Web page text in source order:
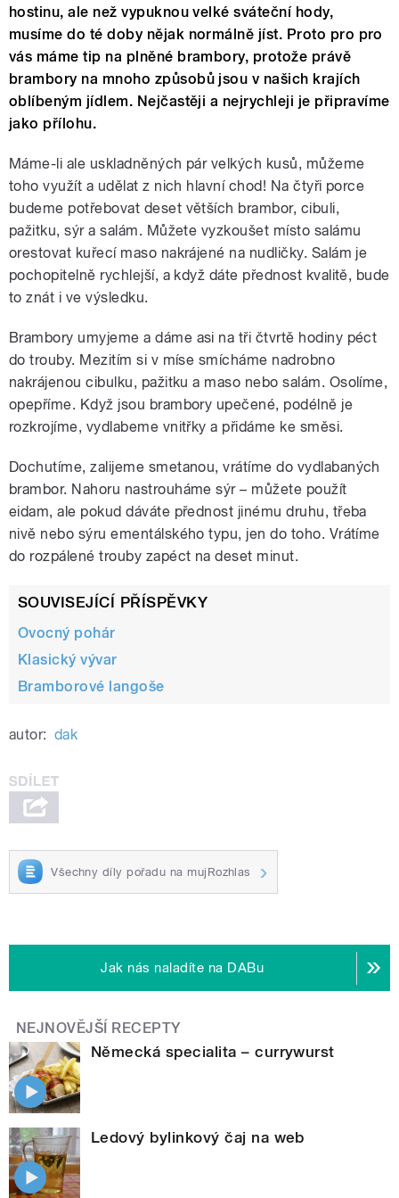
hostinu, ale než vypuknou velké sváteční hody,
musíme do té doby nějak normálně jíst. Proto pro pro
vás máme tip na plněné brambory, protože právě
brambory na mnoho způsobů jsou v našich krajích
oblíbeným jídlem. Nejčastěji a nejrychleji je připravíme
jako přílohu.
Máme-li ale uskladněných pár velkých kusů, můžeme
toho využít a udělat z nich hlavní chod! Na čtyři porce
budeme potřebovat deset větších brambor, cibuli,
pažitku, sýr a salám. Můžete vyzkoušet místo salámu
orestovat kuřecí maso nakrájené na nudličky. Salám je
pochopitelně rychlejší, a když dáte přednost kvalitě, bude
to znát i ve výsledku.
Brambory umyjeme a dáme asi na tři čtvrtě hodiny péct
do trouby. Mezitím si v míse smícháme nadrobno
nakrájenou cibulku, pažitku a maso nebo salám. Osolíme,
opepříme. Když jsou brambory upečené, podélně je
rozkrojíme, vydlabeme vnitřky a přidáme ke směsi.
Dochutíme, zalijeme smetanou, vrátíme do vydlabaných
brambor. Nahoru nastrouháme sýr – můžete použít
eidam, ale pokud dáváte přednost jinému druhu, třeba
nivě nebo sýru ementálského typu, jen do toho. Vrátíme
do rozpálené trouby zapéct na deset minut.
SOUVISEJÍCÍ PŘÍSPĚVKY
Ovocný pohár
Klasický vývar
Bramborové langoše
autor: dak
Všechny díly pořadu na mujRozhlas
Jak nás naladíte na DABu
NEJNOVĚJŠÍ RECEPTY
Německá specialita – currywurst
Ledový bylinkový čaj na web